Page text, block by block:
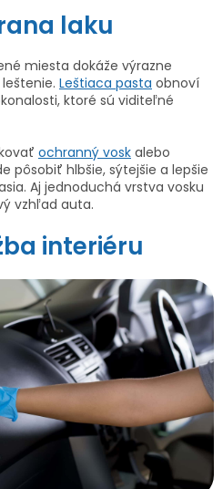
laku
miesta dokáže výrazne
Leštiaca pasta obnoví
ktoré sú viditeľné
ochranný vosk alebo
pôsobiť hlbšie, sýtejšie a lepšie
Aj jednoduchá vrstva vosku
vzhľad auta.
interiéru